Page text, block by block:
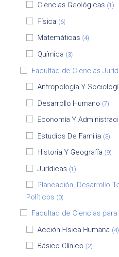
Ciencias Geológicas (1)
Física (6)
Matemáticas (4)
Química (3)
Facultad de Ciencias
Antropología Y
Desarrollo Humano (7)
Economía Y
Estudios De Familia (3)
Historia Y Geografía (9)
Jurídicas (1)
Planeación, Desarrollo
Políticos (0)
Facultad de Ciencias para
Acción Física Humana (4)
Básico Clínico (2)